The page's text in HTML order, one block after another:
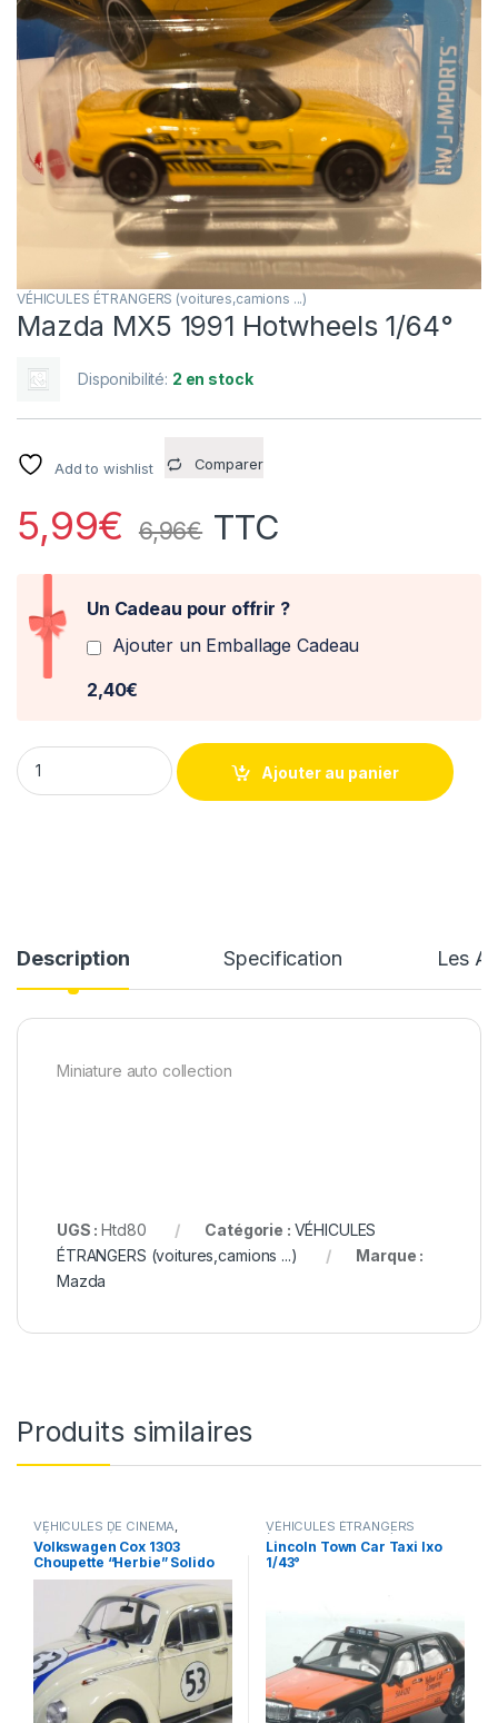
VÉHICULES ÉTRANGERS (voitures,camions ...)
Mazda MX5 1991 Hotwheels 1/64°
Disponibilité: 2 en stock
Add to wishlist Comparer
5,99€ 6,96€ TTC
Un Cadeau pour offrir ?
Ajouter un Emballage Cadeau
2,40€
Mazda MX5 1991 Hotwheels 1/64° quantity
Ajouter au panier
Description Specification Les
Miniature auto collection
UGS :Htd80 Catégorie : VÉHICULES
ÉTRANGERS (voitures,camions ...)
Marque :
Mazda
Produits similaires
VÉHICULES DE CINEMA
VÉHICULES ÉTRANGERS
(voitures,camions ...)
Volkswagen Cox 1303
Choupette “Herbie” Solido
1/18°
VÉHICULES ÉTRANGERS
(voitures,camions ...)
Lincoln Town Car Taxi Ixo
1/43°